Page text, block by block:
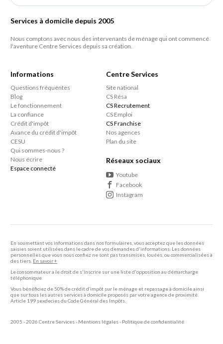
Services à domicile depuis 2005
Nous comptons avec nous des intervenants de ménage qui ont commencé
l'aventure Centre Services depuis sa création.
Informations
Questions fréquentes
Blog
Le fonctionnement
La confiance
Crédit d'impôt
Avance du crédit d'impôt
CESU
Qui sommes-nous ?
Nous écrire
Espace connecté
Centre Services
Site national
CS Résa
CS Recrutement
CS Emploi
CS Franchise
Nos agences
Plan du site
Réseaux sociaux
Youtube
Facebook
Instagram
En soumettant vos informations dans nos formulaires, vous acceptez que les données
saisies soient utilisées dans le cadre de vos demandes d'informations. Les données
personnelles que vous nous confiez ne sont pas transmises, louées, ou commercialisées à
des tiers. En savoir +
Le consommateur a le droit de s'inscrire sur une liste d'opposition au démarcharge
téléphonique
Vous bénéficiez de 50% de crédit d’impôt sur le ménage et repassage à domicile ainsi
que sur tous les autres services à domicile proposés par votre agence de proximité.
Article 199 sexdecies du Code Général des Impôts.
2005 - 2026 Centre Services - Mentions légales- Politique de confidentialité